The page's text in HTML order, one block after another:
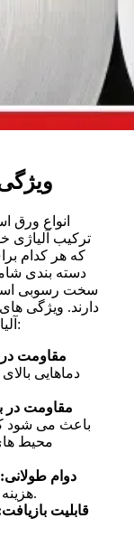
انواع ورق
ترکیب آلیاژی
که هر کدام
دسته بندی
سخت رسوبی
دارند. ویژگی
آلیاژها متمایز می کند شامل موارد زیر است:
مقاومت در
مقاومت در
باعث می شود
محیط
دوام طولانی:
هزینه های تعمیر و نگهداری کمک می کند.
قابلیت